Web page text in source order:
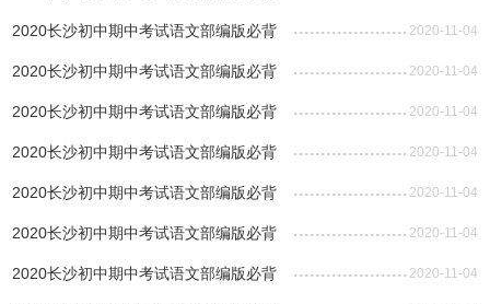
古诗词赏析汇总(四)
2020长沙初中期中考试语文部编版必背
古诗词赏析：相见欢·无言独上西楼
2020-11-04
2020长沙初中期中考试语文部编版必背
古诗词赏析：无题·相见时难别亦难
2020-11-04
2020长沙初中期中考试语文部编版必背
古诗词赏析：早春呈水部张十八员外
2020-11-04
2020长沙初中期中考试语文部编版必背
古诗词赏析：送杜少府之任蜀州
2020-11-04
2020长沙初中期中考试语文部编版必背
古诗词赏析：已亥杂诗
2020-11-04
2020长沙初中期中考试语文部编版必背
古诗词赏析：白雪歌送武判官归京
2020-11-04
2020长沙初中期中考试语文部编版必背 2020-11-04